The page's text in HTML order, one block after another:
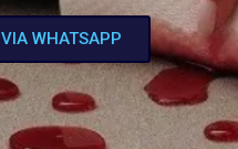
WHATSAPP